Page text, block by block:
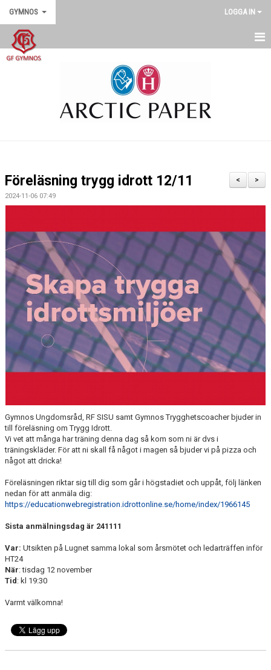
GYMNOS LOGGA IN
GYMNOS
>
<
Föreläsning trygg idrott 12/11
2024-11-06 07:49
Gymnos Ungdomsråd, RF SISU samt Gymnos Trygghetscoacher bjuder in
till föreläsning om Trygg Idrott.
Vi vet att många har träning denna dag så kom som ni är dvs i
träningskläder. För att ni skall få något i magen så bjuder vi på pizza och
något att dricka!
Föreläsningen riktar sig till dig som går i högstadiet och uppåt, följ länken
nedan för att anmäla dig:
https://educationwebregistration.idrottonline.se/home/index/1966145
Sista anmälningsdag är 241111
Var: Utsikten på Lugnet samma lokal som årsmötet och ledarträffen inför
HT24
När: tisdag 12 november
Tid: kl 19:30
Varmt välkomna!